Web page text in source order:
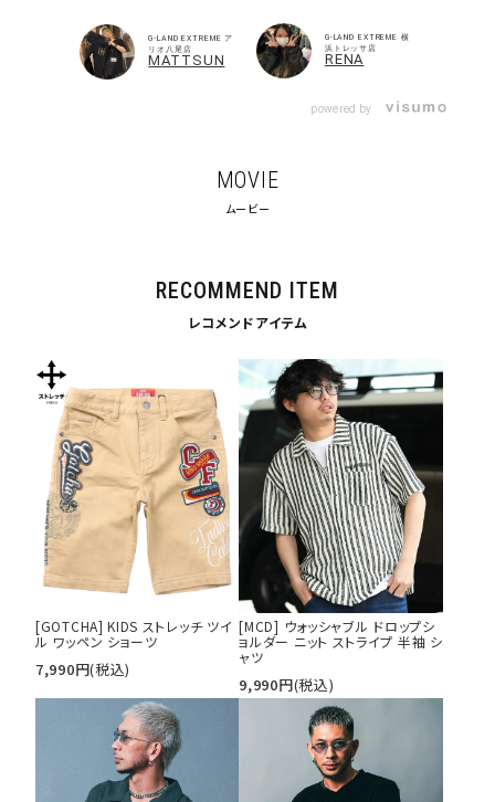
円 ～
並び順
カテゴリ
サイズ
L
XL
XXXL
29inc
30inc
34inc
36inc
38inc
40inc
G-LAND EXTREME ア
リオ八尾店
MATTSUN
G-LAND EXTREME 横
浜トレッサ店
RENA
powered by
MOVIE
ムービー
RECOMMEND ITEM
レコメンドアイテム
[GOTCHA] KIDS ストレッチ ツイ
ル ワッペン ショーツ
7,990円(税込)
[MCD] ウォッシャブル ドロップシ
ョルダー ニット ストライプ 半袖 シ
ャツ
9,990円(税込)